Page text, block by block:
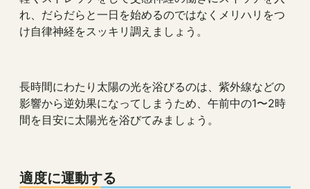
れ、だらだらと一日を始めるのではなくメリハリをつ
け自律神経をスッキリ調えましょう。
長時間にわたり太陽の光を浴びるのは、紫外線などの
影響から逆効果になってしまうため、午前中の1〜2時
間を目安に太陽光を浴びてみましょう。
適度に運動する